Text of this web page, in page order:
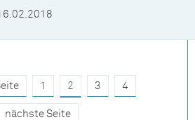
1 2 3 4
nächste Seite